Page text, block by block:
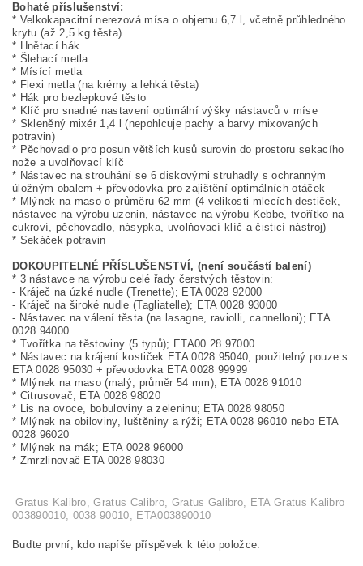
Bohaté příslušenství:
* Velkokapacitní nerezová mísa o objemu 6,7 l, včetně průhledného
krytu (až 2,5 kg těsta)
* Hnětací hák
* Šlehací metla
* Mísící metla
* Flexi metla (na krémy a lehká těsta)
* Hák pro bezlepkové těsto
* Klíč pro snadné nastavení optimální výšky nástavců v míse
* Skleněný mixér 1,4 l (nepohlcuje pachy a barvy mixovaných
potravin)
* Pěchovadlo pro posun větších kusů surovin do prostoru sekacího
nože a uvolňovací klíč
* Nástavec na strouhání se 6 diskovými struhadly s ochranným
úložným obalem + převodovka pro zajištění optimálních otáček
* Mlýnek na maso o průměru 62 mm (4 velikosti mlecích destiček,
nástavec na výrobu uzenin, nástavec na výrobu Kebbe, tvořítko na
cukroví, pěchovadlo, násypka, uvolňovací klíč a čisticí nástroj)
* Sekáček potravin
DOKOUPITELNÉ PŘÍSLUŠENSTVÍ, (není součástí balení)
* 3 nástavce na výrobu celé řady čerstvých těstovin:
- Kráječ na úzké nudle (Trenette); ETA 0028 92000
- Kráječ na široké nudle (Tagliatelle); ETA 0028 93000
- Nástavec na válení těsta (na lasagne, raviolli, cannelloni); ETA
0028 94000
* Tvořítka na těstoviny (5 typů); ETA00 28 97000
* Nástavec na krájení kostiček ETA 0028 95040, použitelný pouze s
ETA 0028 95030 + převodovka ETA 0028 99999
* Mlýnek na maso (malý; průměr 54 mm); ETA 0028 91010
* Citrusovač; ETA 0028 98020
* Lis na ovoce, bobuloviny a zeleninu; ETA 0028 98050
* Mlýnek na obiloviny, luštěniny a rýži; ETA 0028 96010 nebo ETA
0028 96020
* Mlýnek na mák; ETA 0028 96000
* Zmrzlinovač ETA 0028 98030
Gratus Kalibro, Gratus Calibro, Gratus Galibro, ETA Gratus Kalibro
003890010, 0038 90010, ETA003890010
Buďte první, kdo napíše příspěvek k této položce.